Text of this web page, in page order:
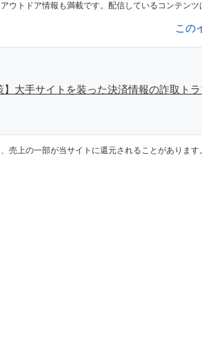
ウトドア情報も満載です。配信しているコンテン
この
】大手サイトを装った決済情報の詐取ト
売上の一部が当サイトに還元されることがあります。